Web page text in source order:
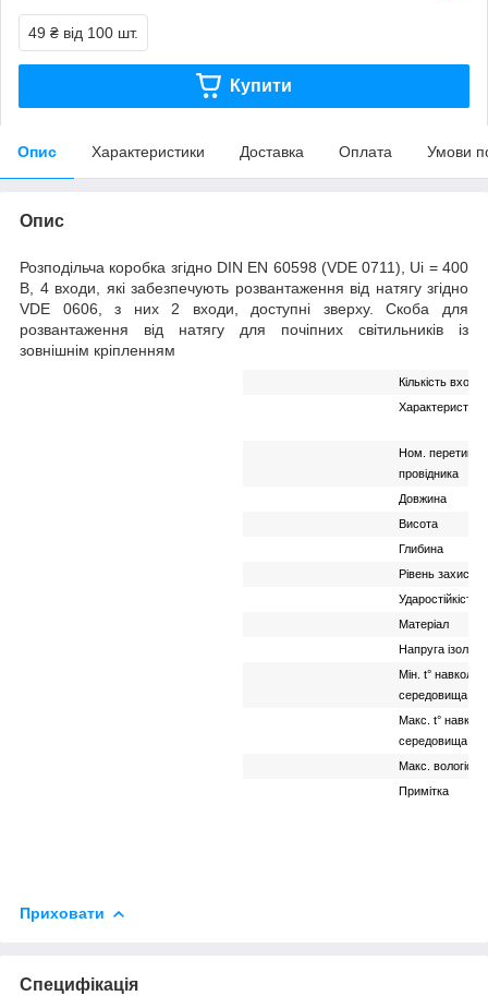
49 ₴ від 100 шт.
Купити
Опис Характеристики Доставка Оплата Умови
Опис
Розподільча коробка згідно DIN EN 60598 (VDE 0711), Ui = 400
B, 4 входи, які забезпечують розвантаження від натягу згідно
VDE 0606, з них 2 входи, доступні зверху. Скоба для
розвантаження від натягу для почіпних світильників із
зовнішнім кріпленням
Кількість входів
Характеристика
Ном. перетин
провідника
Довжина
Висота
Глибина
Рівень захисту
Ударостійкість
Матеріал
Напруга ізоляції
Мін. t°
середовища
Макс. t°
середовища
Макс. вологість
Примітка
Приховати
Специфікація